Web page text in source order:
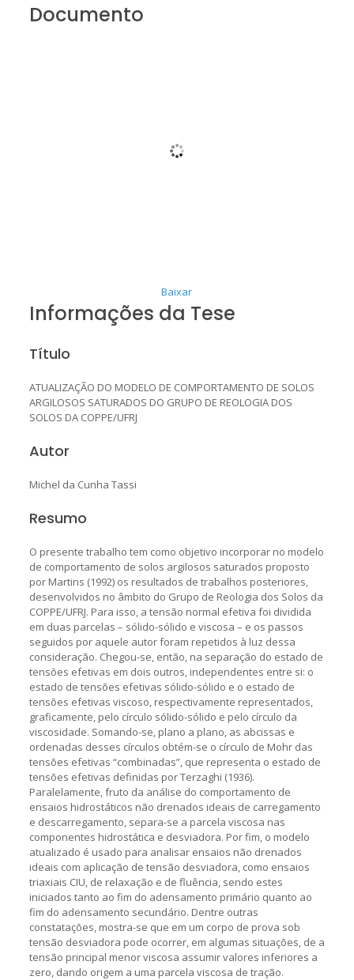
Documento
Baixar
Informações da Tese
Título
ATUALIZAÇÃO DO MODELO DE COMPORTAMENTO DE SOLOS
ARGILOSOS SATURADOS DO GRUPO DE REOLOGIA DOS
SOLOS DA COPPE/UFRJ
Autor
Michel da Cunha Tassi
Resumo
O presente trabalho tem como objetivo incorporar no modelo
de comportamento de solos argilosos saturados proposto
por Martins (1992) os resultados de trabalhos posteriores,
desenvolvidos no âmbito do Grupo de Reologia dos Solos da
COPPE/UFRJ. Para isso, a tensão normal efetiva foi dividida
em duas parcelas – sólido-sólido e viscosa – e os passos
seguidos por aquele autor foram repetidos à luz dessa
consideração. Chegou-se, então, na separação do estado de
tensões efetivas em dois outros, independentes entre si: o
estado de tensões efetivas sólido-sólido e o estado de
tensões efetivas viscoso, respectivamente representados,
graficamente, pelo círculo sólido-sólido e pelo círculo da
viscosidade. Somando-se, plano a plano, as abcissas e
ordenadas desses círculos obtém-se o círculo de Mohr das
tensões efetivas “combinadas”, que representa o estado de
tensões efetivas definidas por Terzaghi (1936).
Paralelamente, fruto da análise do comportamento de
ensaios hidrostáticos não drenados ideais de carregamento
e descarregamento, separa-se a parcela viscosa nas
componentes hidrostática e desviadora. Por fim, o modelo
atualizado é usado para analisar ensaios não drenados
ideais com aplicação de tensão desviadora, como ensaios
triaxiais CIU, de relaxação e de fluência, sendo estes
iniciados tanto ao fim do adensamento primário quanto ao
fim do adensamento secundário. Dentre outras
constatações, mostra-se que em um corpo de prova sob
tensão desviadora pode ocorrer, em algumas situações, de a
tensão principal menor viscosa assumir valores inferiores a
zero, dando origem a uma parcela viscosa de tração.